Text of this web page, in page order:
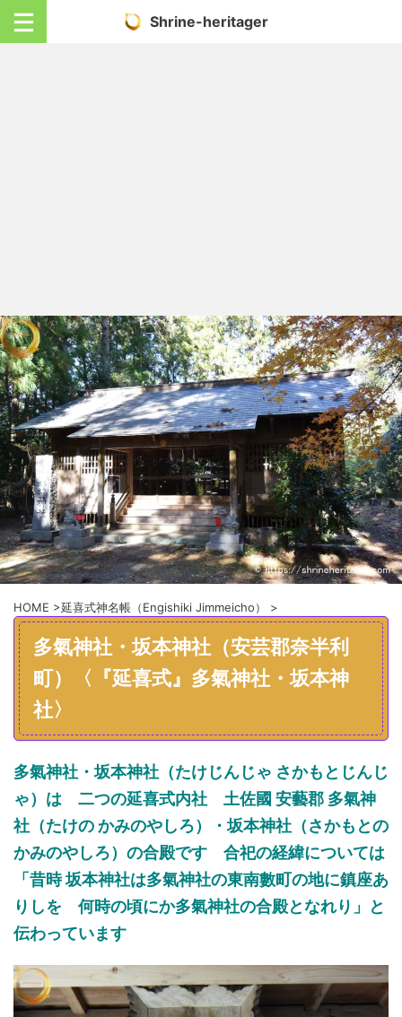
Shrine-heritager
HOME >延喜式神名帳（Engishiki Jimmeicho） >
多氣神社・坂本神社（安芸郡奈半利
町）〈『延喜式』多氣神社・坂本神
社〉
多氣神社・坂本神社（たけじんじゃ さかもとじんじ
ゃ） は 二つの延喜式内社 土佐國 安藝郡 多氣神
社（たけの かみのやしろ）
・坂本神社（さかもとの
かみのやしろ）の合殿です 合祀の経緯については
「昔時坂本神社は多氣神社の東南數町の地に鎮座あ
りしを
何時の頃にか多氣神社の合殿となれり 」と
伝わっています